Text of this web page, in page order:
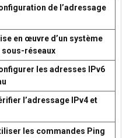
de l’adressage
en œuvre d’un système
sous-réseaux
les adresses IPv6
l’adressage IPv4 et
les commandes Ping